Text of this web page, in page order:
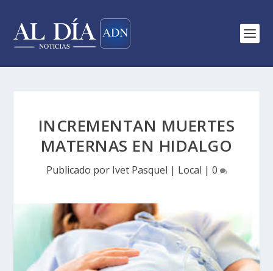
INCREMENTAN MUERTES
MATERNAS EN HIDALGO
Publicado por Ivet Pasquel | Local | 0